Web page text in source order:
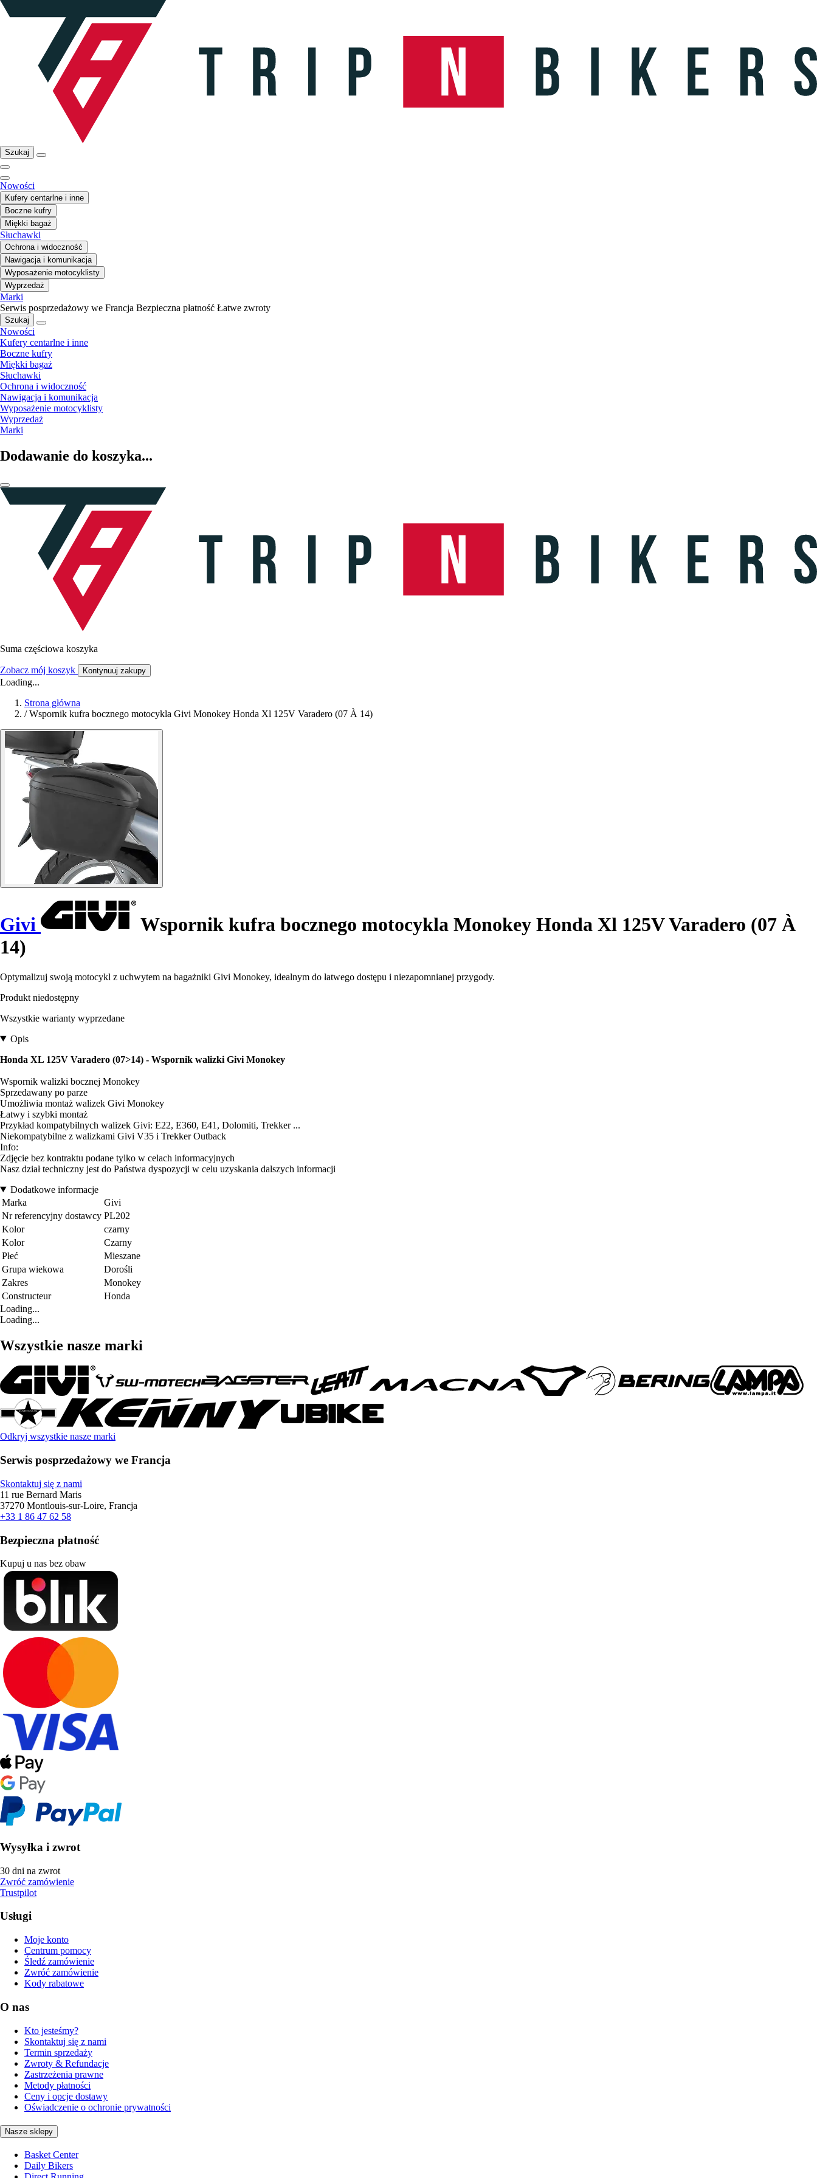
Szukaj
Nowości
Kufery centarlne i inne
Boczne kufry
Miękki bagaż
Słuchawki
Ochrona i widoczność
Nawigacja i komunikacja
Wyposażenie motocyklisty
Wyprzedaż
Marki
Serwis posprzedażowy we Francja Bezpieczna płatność Łatwe zwroty
Szukaj
Nowości
Kufery centarlne i inne
Boczne kufry
Miękki bagaż
Słuchawki
Ochrona i widoczność
Nawigacja i komunikacja
Wyposażenie motocyklisty
Wyprzedaż
Marki
Dodawanie do koszyka...
Suma częściowa koszyka
Zobacz mój koszyk Kontynuuj zakupy
Loading...
Strona główna
/ Wspornik kufra bocznego motocykla Givi Monokey Honda Xl 125V Varadero (07 À 14)
Givi
Wspornik kufra bocznego motocykla Monokey Honda Xl 125V Varadero (07 À
14)
Optymalizuj swoją motocykl z uchwytem na bagażniki Givi Monokey, idealnym do łatwego dostępu i niezapomnianej przygody.
Produkt niedostępny
Wszystkie warianty wyprzedane
Opis
Honda XL 125V Varadero (07>14) - Wspornik walizki Givi Monokey
Wspornik walizki bocznej Monokey
Sprzedawany po parze
Umożliwia montaż walizek Givi Monokey
Łatwy i szybki montaż
Przykład kompatybilnych walizek Givi: E22, E360, E41, Dolomiti, Trekker ...
Niekompatybilne z walizkami Givi V35 i Trekker Outback
Info:
Zdjęcie bez kontraktu podane tylko w celach informacyjnych
Nasz dział techniczny jest do Państwa dyspozycji w celu uzyskania dalszych informacji
Dodatkowe informacje
Marka
Givi
Nr referencyjny dostawcy PL202
Kolor
czarny
Kolor
Czarny
Płeć
Mieszane
Grupa wiekowa
Dorośli
Zakres
Monokey
Constructeur
Honda
Loading...
Loading...
Wszystkie nasze marki
Odkryj wszystkie nasze marki
Serwis posprzedażowy we Francja
Skontaktuj się z nami
11 rue Bernard Maris
37270 Montlouis-sur-Loire, Francja
+33 1 86 47 62 58
Bezpieczna płatność
Kupuj u nas bez obaw
Wysyłka i zwrot
30 dni na zwrot
Zwróć zamówienie
Trustpilot
Usługi
Moje konto
Centrum pomocy
Śledź zamówienie
Zwróć zamówienie
Kody rabatowe
O nas
Kto jesteśmy?
Skontaktuj się z nami
Termin sprzedaży
Zwroty & Refundacje
Zastrzeżenia prawne
Metody płatności
Ceny i opcje dostawy
Oświadczenie o ochronie prywatności
Nasze sklepy
Basket Center
Daily Bikers